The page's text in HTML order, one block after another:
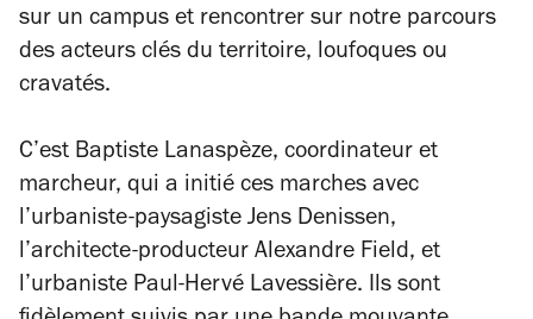
sur un campus et rencontrer sur notre parcours
des acteurs clés du territoire, loufoques ou
cravatés.
C’est Baptiste Lanaspèze, coordinateur et
marcheur, qui a initié ces marches avec
l’urbaniste-paysagiste Jens Denissen,
l’architecte-producteur Alexandre Field, et
l’urbaniste Paul-Hervé Lavessière. Ils sont